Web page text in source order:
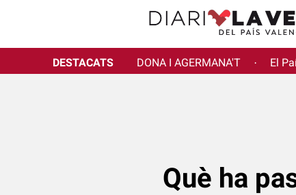
DESTACATS DONA I AGERMANA'T · El
Què ha